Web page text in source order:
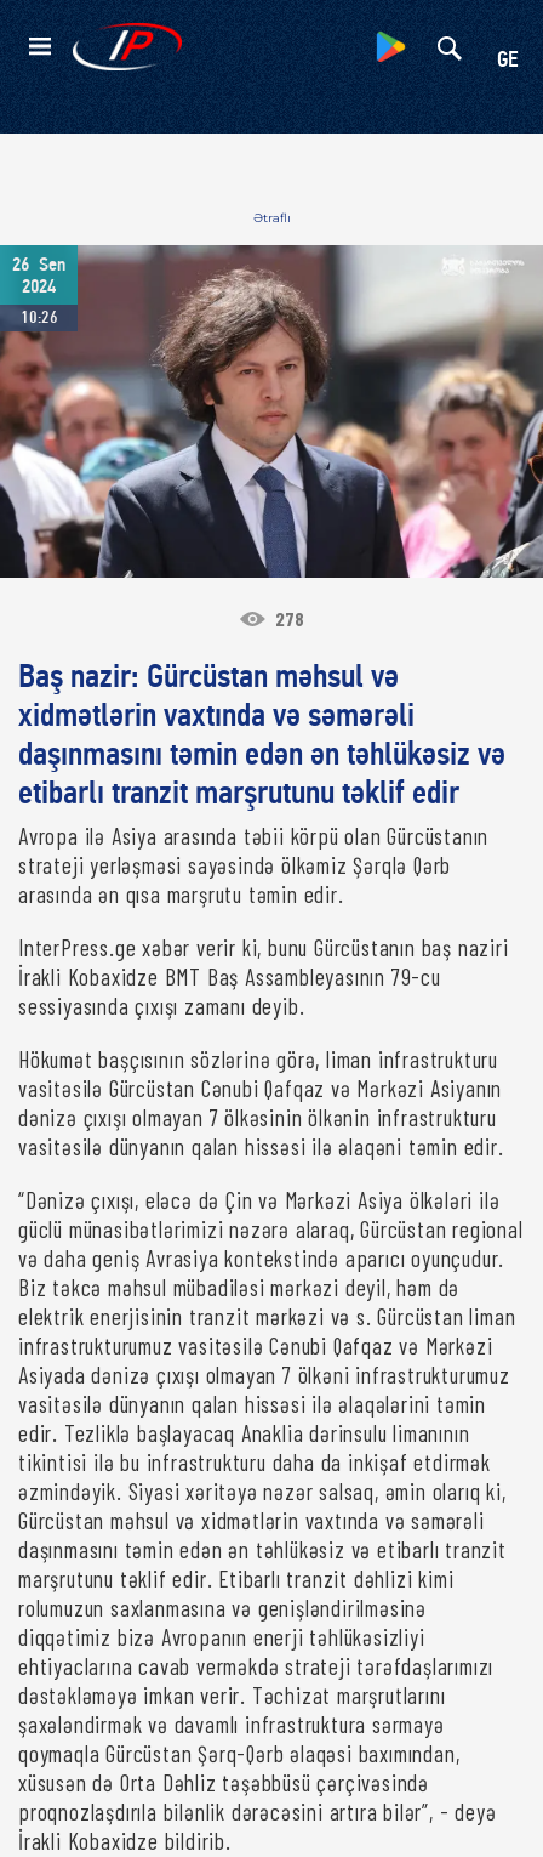
GE
Kateqoriyalar
Ətraflı
26 Sen
2024
10:26
278
Baş nazir: Gürcüstan məhsul və
xidmətlərin vaxtında və səmərəli
daşınmasını təmin edən ən təhlükəsiz və
etibarlı tranzit marşrutunu təklif edir
Avropa ilə Asiya arasında təbii körpü olan Gürcüstanın
strateji yerləşməsi sayəsində ölkəmiz Şərqlə Qərb
arasında ən qısa marşrutu təmin edir.
InterPress.ge xəbər verir ki, bunu Gürcüstanın baş naziri
İrakli Kobaxidze BMT Baş Assambleyasının 79-cu
sessiyasında çıxışı zamanı deyib.
Hökumət başçısının sözlərinə görə, liman infrastrukturu
vasitəsilə Gürcüstan Cənubi Qafqaz və Mərkəzi Asiyanın
dənizə çıxışı olmayan 7 ölkəsinin ölkənin infrastrukturu
vasitəsilə dünyanın qalan hissəsi ilə əlaqəni təmin edir.
“Dənizə çıxışı, eləcə də Çin və Mərkəzi Asiya ölkələri ilə
güclü münasibətlərimizi nəzərə alaraq, Gürcüstan regional
və daha geniş Avrasiya kontekstində aparıcı oyunçudur.
Biz təkcə məhsul mübadiləsi mərkəzi deyil, həm də
elektrik enerjisinin tranzit mərkəzi və s. Gürcüstan liman
infrastrukturumuz vasitəsilə Cənubi Qafqaz və Mərkəzi
Asiyada dənizə çıxışı olmayan 7 ölkəni infrastrukturumuz
vasitəsilə dünyanın qalan hissəsi ilə əlaqələrini təmin
edir. Tezliklə başlayacaq Anaklia dərinsulu limanının
tikintisi ilə bu infrastrukturu daha da inkişaf etdirmək
əzmindəyik. Siyasi xəritəyə nəzər salsaq, əmin olarıq ki,
Gürcüstan məhsul və xidmətlərin vaxtında və səmərəli
daşınmasını təmin edən ən təhlükəsiz və etibarlı tranzit
marşrutunu təklif edir. Etibarlı tranzit dəhlizi kimi
rolumuzun saxlanmasına və genişləndirilməsinə
diqqətimiz bizə Avropanın enerji təhlükəsizliyi
ehtiyaclarına cavab verməkdə strateji tərəfdaşlarımızı
dəstəkləməyə imkan verir. Təchizat marşrutlarını
şaxələndirmək və davamlı infrastruktura sərmayə
qoymaqla Gürcüstan Şərq-Qərb əlaqəsi baxımından,
xüsusən də Orta Dəhliz təşəbbüsü çərçivəsində
proqnozlaşdırıla bilənlik dərəcəsini artıra bilər”, - deyə
İrakli Kobaxidze bildirib.